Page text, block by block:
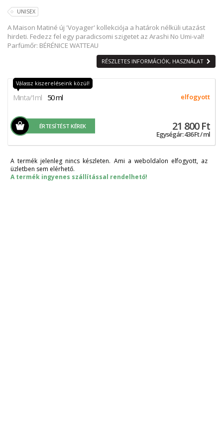
UNISEX
A Maison Matiné új 'Voyager' kollekciója a határok nélküli utazást
hirdeti. Fedezz fel egy paradicsomi szigetet az Arashi No Umi-val!
Parfümőr: BÉRÉNICE WATTEAU
RÉSZLETES INFORMÁCIÓK, HASZNÁLAT
Válassz kiszereléseink közül!
Minta/1ml 50 ml elfogyott
ÉRTESÍTÉST KÉREK 21 800 Ft
Egységár: 436 Ft / ml
A termék jelenleg nincs készleten. Ami a weboldalon elfogyott, az
üzletben sem elérhető.
A termék ingyenes szállítással rendelhető!